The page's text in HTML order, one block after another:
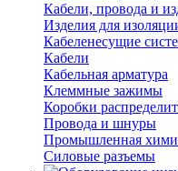
Кабели, провода и
Изделия для
Кабеленесущие
Кабели
Кабельная арматура
Клеммные зажимы
Коробки
Провода и шнуры
Промышленная
Силовые разъемы